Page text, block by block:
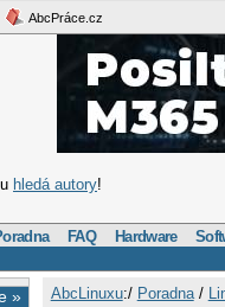
AbcPráce.cz
hledá autory!
FAQ Hardware
» AbcLinuxu:/ Poradna/